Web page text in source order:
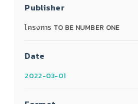
Publisher
โครงการ TO BE NUMBER ONE
Date
2022-03-01